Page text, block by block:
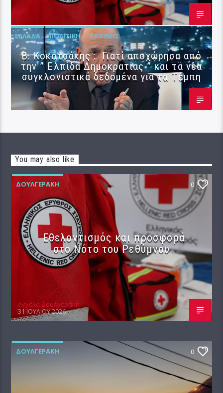
ΕΛΛΆΔΑ ΠΟΛΙΤΙΚΉ ΣΑΧΊΝΗΣ
Β. Κοκοτσάκης : Γιατί αποχώρησα από
την ” Ελπίδα Δημοκρατίας ” και τα νέα
συγκλονιστικά δεδομένα για τα Τέμπη
You may also like
ΔΟΥΛΓΕΡΆΚΗ 0
Εθελοντισμός και προσφορά
στο Νότο του Ρεθύμνου
Αγγέλα Δουλγεράκη
31 ΙΟΥΛΊΟΥ 2026
ΔΟΥΛΓΕΡΆΚΗ 0